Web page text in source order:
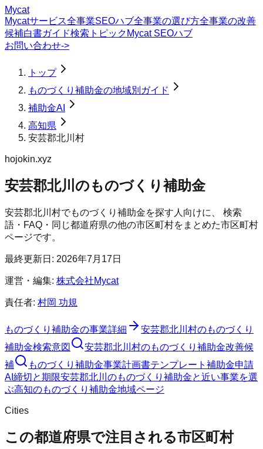
Mycat
Mycatサービス全事業SEOハブ全事業の選び方全事業の改善
候補白書ガイド検索トピック Mycat SEOハブ
お問い合わせ->
トップ
ものづくり補助金の地域別ガイド
補助金AI
高知県
安芸郡北川村
hojokin.xyz
安芸郡北川のものづくり補助金
安芸郡北川村でものづくり補助金を探す人向けに、 検索
語・FAQ・同じ都道府県の他の市区町村をまとめた市区町村
ページです。
最終更新日: 2026年7月17日
運営・編集: 株式会社Mycat
責任者: 村岡 功規
ものづくり補助金の事業詳細 安芸郡北川村のものづくり
補助金検索意図 安芸郡北川村のものづくり補助金改善候
補
ものづくり補助金事業計画書テンプレート 補助金申請
AI 締切と期限安芸郡北川のものづくり補助金と近い事業を選
ぶ高知のものづくり補助金地域ページ
Cities
この都道府県で注目される市区町村